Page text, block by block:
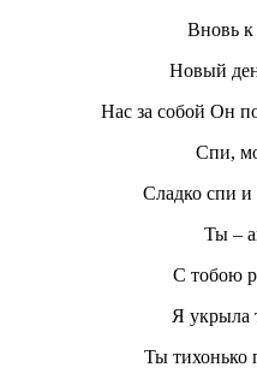
Вновь к
Новый
Нас за собой Он
Спи,
Сладко спи и
Ты –
С тобою
Я укрыла
Ты тихонько